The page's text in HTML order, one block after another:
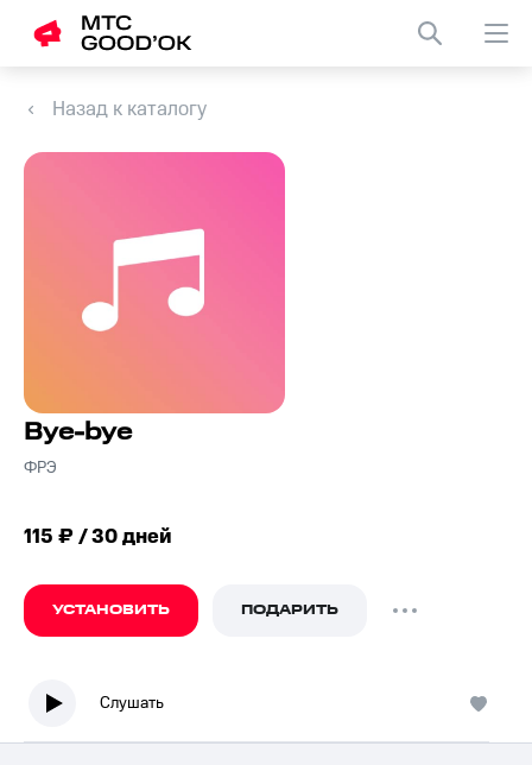
Назад к каталогу
Bye-bye
ФРЭ
115 ₽ / 30 дней
УСТАНОВИТЬ ПОДАРИТЬ
Слушать